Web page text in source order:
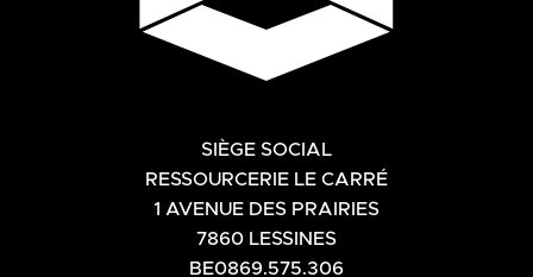
SIÈGE SOCIAL
RESSOURCERIE LE CARRÉ
1 AVENUE DES PRAIRIES
7860 LESSINES
BE0869.575.306